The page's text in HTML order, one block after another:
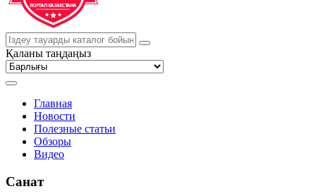
Қаланы таңдаңыз
Главная
Новости
Полезные статьи
Обзоры
Видео
Санат